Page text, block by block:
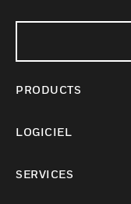
PRODUCTS
LOGICIEL
SERVICES